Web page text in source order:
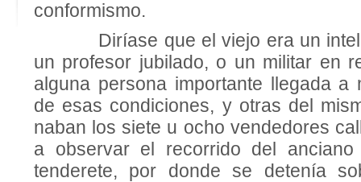
conformismo.
Diríase que el viejo era un
un profesor jubilado, o un militar en
alguna persona importante llegada a
de esas condiciones, y otras del
naban los siete u ocho vendedores
a observar el recorrido del
tenderete, por donde se detenía